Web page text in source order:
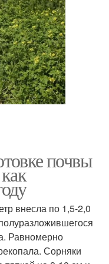
почвы
внесла по 1,5-2,0
Равномерно
Сорняки